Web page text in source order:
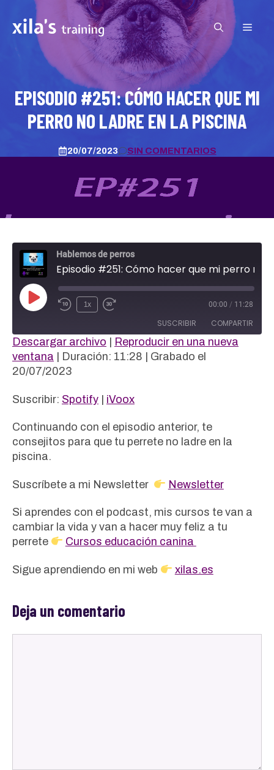
contenido
EPISODIO #251: CÓMO HACER QUE MI
PERRO NO LADRE EN LA PISCINA
20/07/2023 SIN COMENTARIOS
Hablemos de perros
Reproducir1x 00:00 / 11:28
SUSCRIBIR COMPARTIR
Spotify iVoox
COMPAR
TIR
INCRUST
Descargar archivo
Reproducir en una nueva
ventana
Duración: 11:28
Grabado el
20/07/2023
Suscribir: Spotify | iVoox
Continuando con el episodio anterior, te
consejitos para que tu perrete no ladre en la
piscina.
Suscríbete a mi Newsletter Newsletter
Si aprendes con el podcast, mis cursos te van a
cambiar la vida y van a hacer muy feliz a tu
perrete
Cursos educación canina
Sigue aprendiendo en mi web xilas.es
Deja un comentario